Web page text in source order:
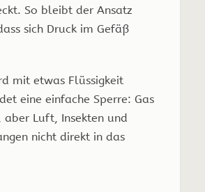
So bleibt der Ansatz
sich Druck im Gefäß
mit etwas Flüssigkeit
eine einfache Sperre: Gas
aber Luft, Insekten und
nicht direkt in das